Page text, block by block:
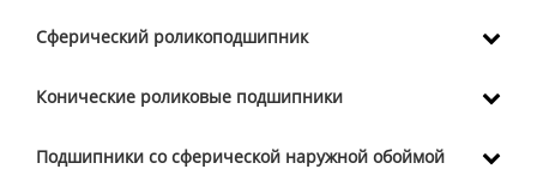
Сферический роликоподшипник
Конические роликовые подшипники
Подшипники со сферической наружной обоймой